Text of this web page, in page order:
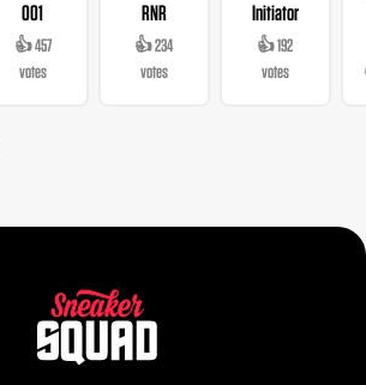
001
👍 457
votes
RNR
👍 234
votes
Initiator
👍 192
votes